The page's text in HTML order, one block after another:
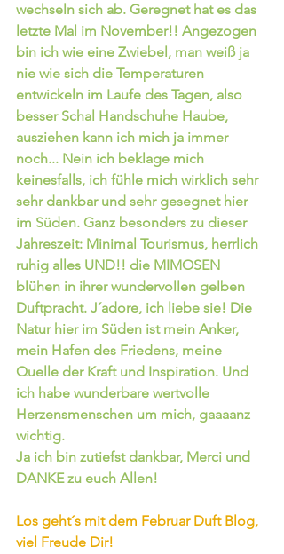
wechseln sich ab. Geregnet hat es das
letzte Mal im November!! Angezogen
bin ich wie eine Zwiebel, man weiß ja
nie wie sich die Temperaturen
entwickeln im Laufe des Tagen, also
besser Schal Handschuhe Haube,
ausziehen kann ich mich ja immer
noch... Nein ich beklage mich
keinesfalls, ich fühle mich wirklich sehr
sehr dankbar und sehr gesegnet hier
im Süden. Ganz besonders zu dieser
Jahreszeit: Minimal Tourismus, herrlich
ruhig alles UND!! die MIMOSEN
blühen in ihrer wundervollen gelben
Duftpracht. J´adore, ich liebe sie! Die
Natur hier im Süden ist mein Anker,
mein Hafen des Friedens, meine
Quelle der Kraft und Inspiration. Und
ich habe wunderbare wertvolle
Herzensmenschen um mich, gaaaanz
wichtig.
Ja ich bin zutiefst dankbar, Merci und
DANKE zu euch Allen!
Los geht´s mit dem Februar Duft Blog,
viel Freude Dir!